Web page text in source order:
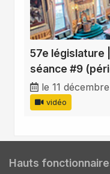
57e législature
séance #9
le 11
vidéo
Hauts